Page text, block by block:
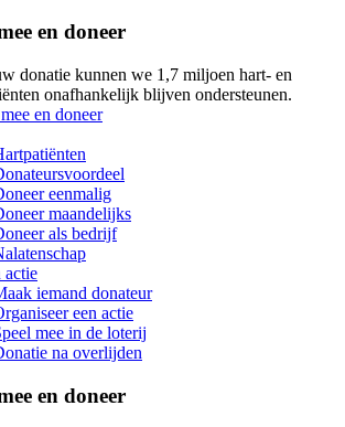
en doneer
donatie kunnen we 1,7 miljoen hart- en
onafhankelijk blijven ondersteunen.
en doneer
eenmalig
maandelijks
als bedrijf
iemand donateur
een actie
mee in de loterij
na overlijden
en doneer